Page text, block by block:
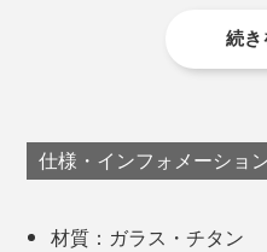
“お酒をおいしくする”と
ん、透明感と光のゆらぎが
思います。
続き
仕様・インフォメーショ
材質：ガラス・チタン